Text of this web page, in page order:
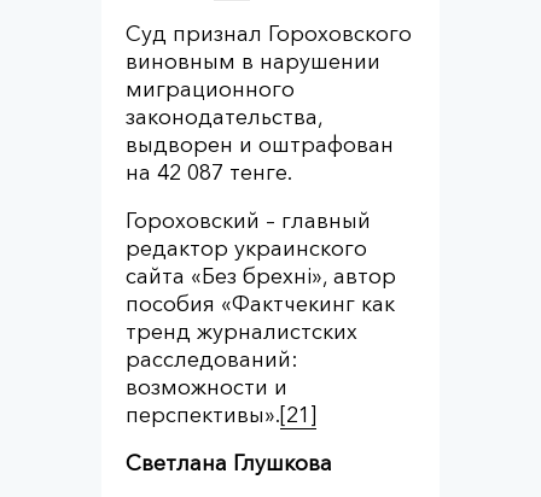
Суд признал Гороховского
виновным в нарушении
миграционного
законодательства,
выдворен и оштрафован
на 42 087 тенге.
Гороховский – главный
редактор украинского
сайта «Без брехні», автор
пособия «Фактчекинг как
тренд журналистских
расследований:
возможности и
перспективы».[21]
Светлана Глушкова